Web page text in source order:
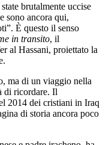
brutalmente uccise
sono ancora qui,
È questo il senso
in transito, il
al Hassani, proiettato la
ma di un viaggio nella
di ricordare. Il
2014 dei cristiani in Iraq
di storia ancora poco